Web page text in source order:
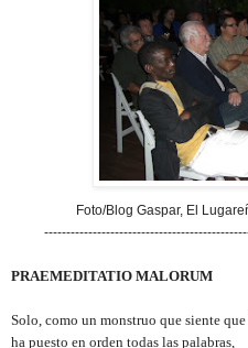
Foto/Blog Gaspar, El
PRAEMEDITATIO MALORUM
Solo, como un monstruo que siente
ha puesto en orden todas las palabras,